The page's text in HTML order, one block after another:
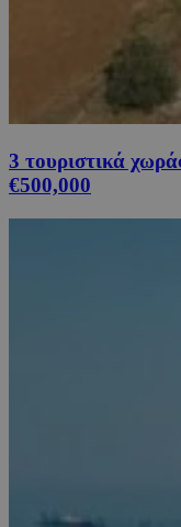
3 τουριστικά
€500,000